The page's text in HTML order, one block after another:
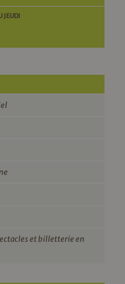
JEUDI
et billetterie en